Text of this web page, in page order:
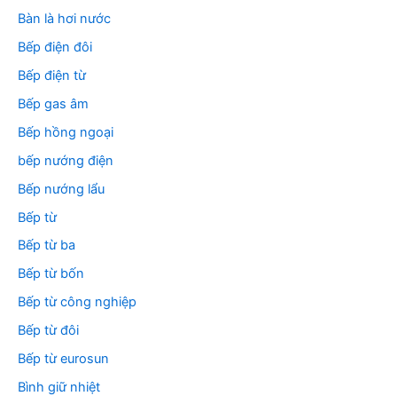
Bàn là hơi nước
Bếp điện đôi
Bếp điện từ
Bếp gas âm
Bếp hồng ngoại
bếp nướng điện
Bếp nướng lẩu
Bếp từ
Bếp từ ba
Bếp từ bốn
Bếp từ công nghiệp
Bếp từ đôi
Bếp từ eurosun
Bình giữ nhiệt